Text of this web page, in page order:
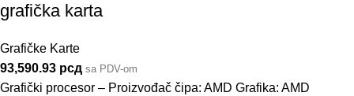
grafička karta
Grafičke Karte
93,590.93 рсд sa PDV-om
Grafički procesor – Proizvođač čipa: AMD Grafika: AMD